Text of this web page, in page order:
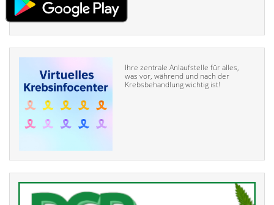
Ihre zentrale Anlaufstelle für alles,
was vor, während und nach der
Krebsbehandlung wichtig ist!